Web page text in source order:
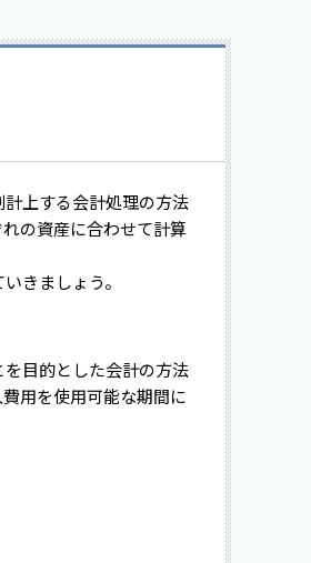
上する会計処理の方法
の資産に合わせて計算
きましょう。
目的とした会計の方法
用を使用可能な期間に